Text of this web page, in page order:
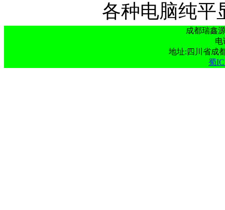
各种电脑纯平
成都瑞鑫
电
地址:四川省成
蜀